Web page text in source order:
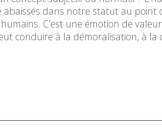
abaissés dans notre statut au
C’est une émotion de
conduire à la démoralisation, à la